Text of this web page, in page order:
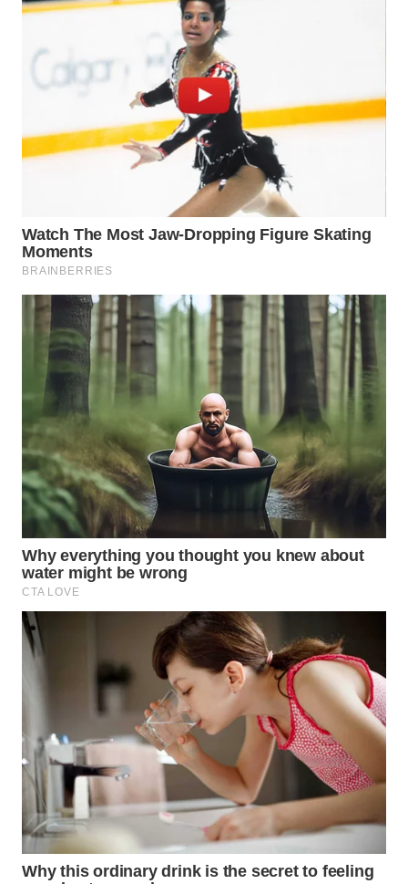
WN
WN
MANDALIKA
LIKUPANG
WN
LABUANBAJO
WN
BORNEO
Wahana
Media
Group
WAHANA
NEWS
WAHANA
TANI
ADVOKAT
WAHANA
INFRASTRUKTUR
WAHANA
KONSUMEN
WAHANA
LISTRIK